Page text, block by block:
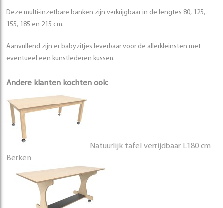
Deze multi-inzetbare banken zijn verkrijgbaar in de lengtes 80, 125,
155, 185 en 215 cm.
Aanvullend zijn er babyzitjes leverbaar voor de allerkleinsten met
eventueel een kunstlederen kussen.
Andere klanten kochten ook:
Natuurlijk tafel verrijdbaar L180 cm
Berken